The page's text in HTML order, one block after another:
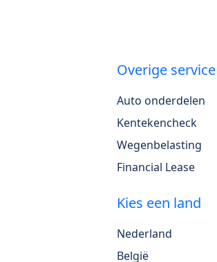
Overige service
Auto onderdelen
Kentekencheck
Wegenbelasting
Financial Lease
Kies een land
Nederland
België